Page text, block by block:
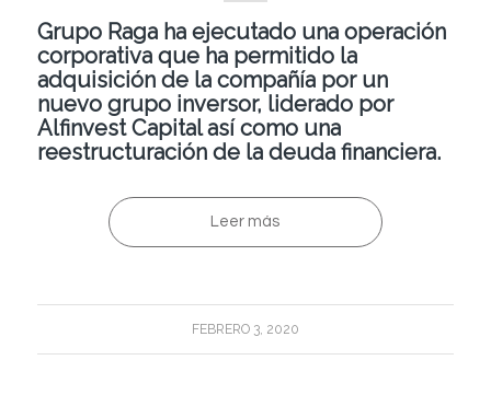
Grupo Raga ha ejecutado una operación
corporativa que ha permitido la
adquisición de la compañía por un
nuevo grupo inversor, liderado por
Alfinvest Capital así como una
reestructuración de la deuda financiera.
Leer más
FEBRERO 3, 2020